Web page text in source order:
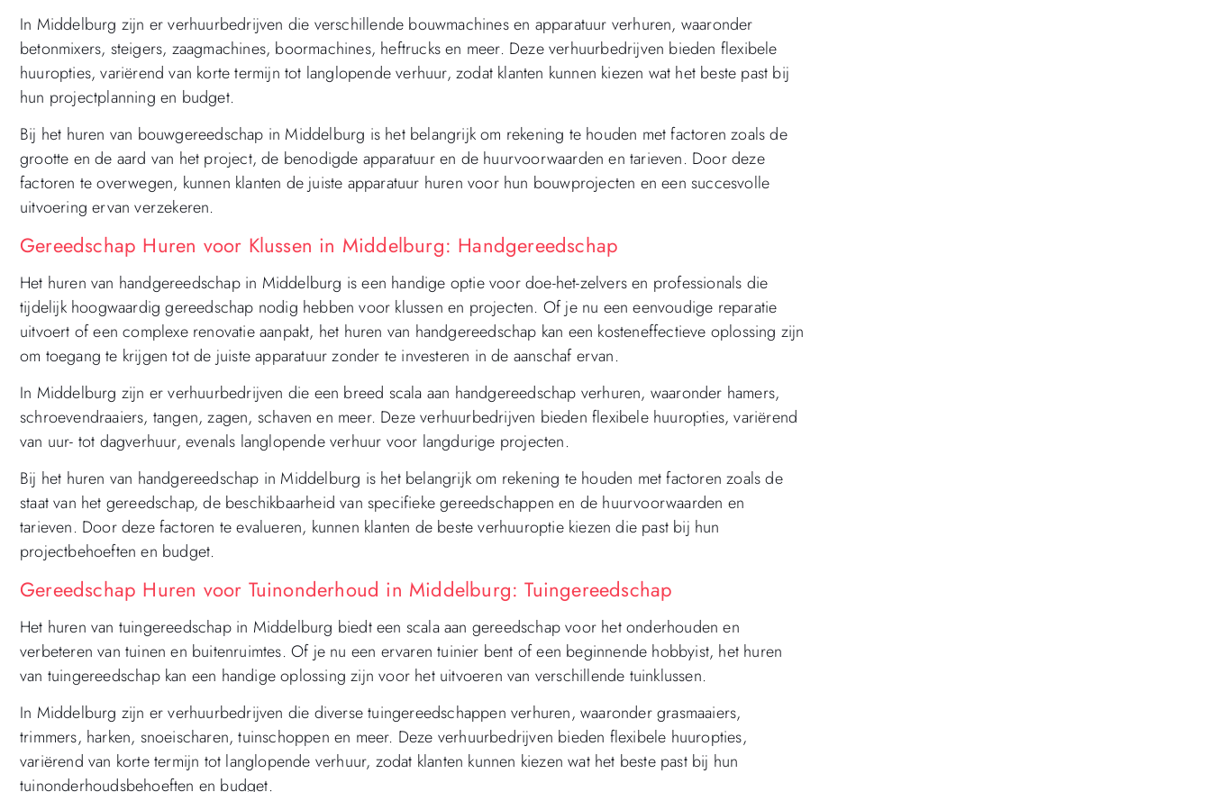
In Middelburg zijn er verhuurbedrijven die verschillende bouwmachines en apparatuur verhuren, waaronder
betonmixers, steigers, zaagmachines, boormachines, heftrucks en meer. Deze verhuurbedrijven bieden flexibele
huuropties, variërend van korte termijn tot langlopende verhuur, zodat klanten kunnen kiezen wat het beste past bij
hun projectplanning en budget.
Bij het huren van bouwgereedschap in Middelburg is het belangrijk om rekening te houden met factoren zoals de
grootte en de aard van het project, de benodigde apparatuur en de huurvoorwaarden en tarieven. Door deze
factoren te overwegen, kunnen klanten de juiste apparatuur huren voor hun bouwprojecten en een succesvolle
uitvoering ervan verzekeren.
Gereedschap Huren voor Klussen in Middelburg: Handgereedschap
Het huren van handgereedschap in Middelburg is een handige optie voor doe-het-zelvers en professionals die
tijdelijk hoogwaardig gereedschap nodig hebben voor klussen en projecten. Of je nu een eenvoudige reparatie
uitvoert of een complexe renovatie aanpakt, het huren van handgereedschap kan een kosteneffectieve oplossing zijn
om toegang te krijgen tot de juiste apparatuur zonder te investeren in de aanschaf ervan.
In Middelburg zijn er verhuurbedrijven die een breed scala aan handgereedschap verhuren, waaronder hamers,
schroevendraaiers, tangen, zagen, schaven en meer. Deze verhuurbedrijven bieden flexibele huuropties, variërend
van uur- tot dagverhuur, evenals langlopende verhuur voor langdurige projecten.
Bij het huren van handgereedschap in Middelburg is het belangrijk om rekening te houden met factoren zoals de
staat van het gereedschap, de beschikbaarheid van specifieke gereedschappen en de huurvoorwaarden en
tarieven. Door deze factoren te evalueren, kunnen klanten de beste verhuuroptie kiezen die past bij hun
projectbehoeften en budget.
Gereedschap Huren voor Tuinonderhoud in Middelburg: Tuingereedschap
Het huren van tuingereedschap in Middelburg biedt een scala aan gereedschap voor het onderhouden en
verbeteren van tuinen en buitenruimtes. Of je nu een ervaren tuinier bent of een beginnende hobbyist, het huren
van tuingereedschap kan een handige oplossing zijn voor het uitvoeren van verschillende tuinklussen.
In Middelburg zijn er verhuurbedrijven die diverse tuingereedschappen verhuren, waaronder grasmaaiers,
trimmers, harken, snoeischaren, tuinschoppen en meer. Deze verhuurbedrijven bieden flexibele huuropties,
variërend van korte termijn tot langlopende verhuur, zodat klanten kunnen kiezen wat het beste past bij hun
tuinonderhoudsbehoeften en budget.